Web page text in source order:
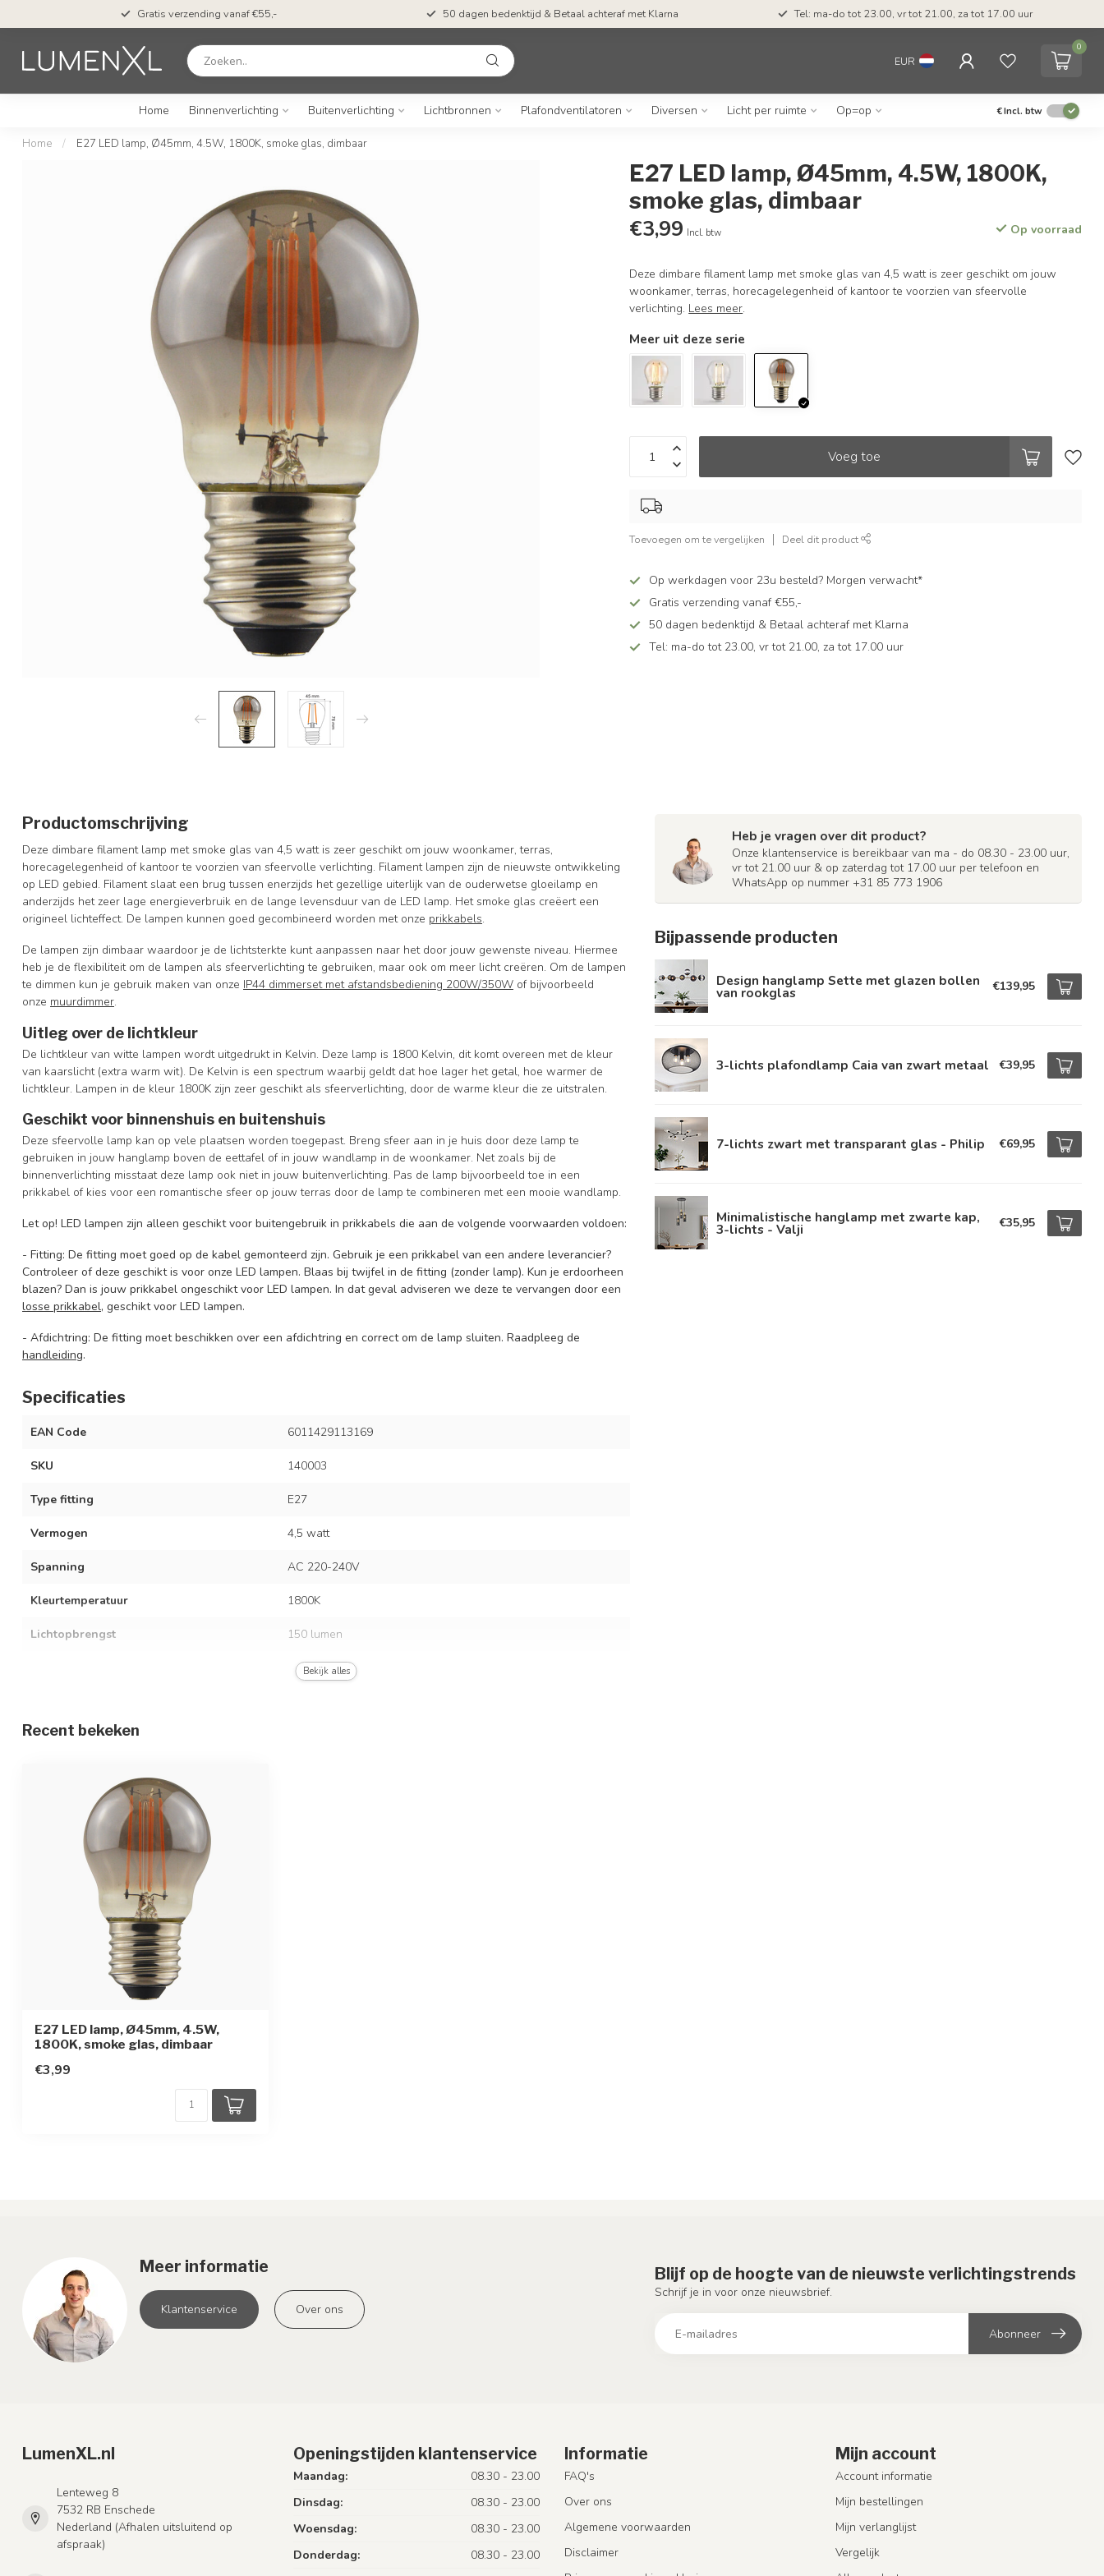
Gratis verzending vanaf €55,- 50 dagen bedenktijd & Betaal achteraf met Klarna Tel: ma-do tot 23.00, vr tot 21.00, za tot 17.00 uur
EUR
0
Home Binnenverlichting Buitenverlichting Lichtbronnen Plafondventilatoren Diversen Licht per ruimte Op=op €Incl. btw
Home / E27 LED lamp, Ø45mm, 4.5W, 1800K, smoke glas, dimbaar
E27 LED lamp, Ø45mm, 4.5W, 1800K,
smoke glas, dimbaar
€3,99 Incl. btw Op voorraad
Deze dimbare filament lamp met smoke glas van 4,5 watt is zeer geschikt om jouw
woonkamer, terras, horecagelegenheid of kantoor te voorzien van sfeervolle
verlichting. Lees meer.
Meer uit deze serie
Voeg toe
Toevoegen om te vergelijken Deel dit product
Op werkdagen voor 23u besteld? Morgen verwacht*
Gratis verzending vanaf €55,-
50 dagen bedenktijd & Betaal achteraf met Klarna
Tel: ma-do tot 23.00, vr tot 21.00, za tot 17.00 uur
Productomschrijving
Deze dimbare filament lamp met smoke glas van 4,5 watt is zeer geschikt om jouw woonkamer, terras,
horecagelegenheid of kantoor te voorzien van sfeervolle verlichting. Filament lampen zijn de nieuwste ontwikkeling
op LED gebied. Filament slaat een brug tussen enerzijds het gezellige uiterlijk van de ouderwetse gloeilamp en
anderzijds het zeer lage energieverbruik en de lange levensduur van de LED lamp. Het smoke glas creëert een
origineel lichteffect. De lampen kunnen goed gecombineerd worden met onze prikkabels.
De lampen zijn dimbaar waardoor je de lichtsterkte kunt aanpassen naar het door jouw gewenste niveau. Hiermee
heb je de flexibiliteit om de lampen als sfeerverlichting te gebruiken, maar ook om meer licht creëren. Om de lampen
te dimmen kun je gebruik maken van onze IP44 dimmerset met afstandsbediening 200W/350W of bijvoorbeeld
onze muurdimmer.
Uitleg over de lichtkleur
De lichtkleur van witte lampen wordt uitgedrukt in Kelvin. Deze lamp is 1800 Kelvin, dit komt overeen met de kleur
van kaarslicht (extra warm wit). De Kelvin is een spectrum waarbij geldt dat hoe lager het getal, hoe warmer de
lichtkleur. Lampen in de kleur 1800K zijn zeer geschikt als sfeerverlichting, door de warme kleur die ze uitstralen.
Geschikt voor binnenshuis en buitenshuis
Deze sfeervolle lamp kan op vele plaatsen worden toegepast. Breng sfeer aan in je huis door deze lamp te
gebruiken in jouw hanglamp boven de eettafel of in jouw wandlamp in de woonkamer. Net zoals bij de
binnenverlichting misstaat deze lamp ook niet in jouw buitenverlichting. Pas de lamp bijvoorbeeld toe in een
prikkabel of kies voor een romantische sfeer op jouw terras door de lamp te combineren met een mooie wandlamp.
Let op! LED lampen zijn alleen geschikt voor buitengebruik in prikkabels die aan de volgende voorwaarden voldoen:
- Fitting: De fitting moet goed op de kabel gemonteerd zijn. Gebruik je een prikkabel van een andere leverancier?
Controleer of deze geschikt is voor onze LED lampen. Blaas bij twijfel in de fitting (zonder lamp). Kun je erdoorheen
blazen? Dan is jouw prikkabel ongeschikt voor LED lampen. In dat geval adviseren we deze te vervangen door een
losse prikkabel, geschikt voor LED lampen.
- Afdichtring: De fitting moet beschikken over een afdichtring en correct om de lamp sluiten. Raadpleeg de
handleiding.
Specificaties
EAN Code 6011429113169
SKU 140003
Type fitting E27
Vermogen 4,5 watt
Spanning AC 220-240V
Kleurtemperatuur 1800K
Lichtopbrengst 150 lumen
Smoke glas
Vergelijkingswaarde
Beschermingsgraad
Opwarmtijd
Bekijk alles
Heb je vragen over dit product?
Onze klantenservice is bereikbaar van ma - do 08.30 - 23.00 uur,
vr tot 21.00 uur & op zaterdag tot 17.00 uur per telefoon en
WhatsApp op nummer +31 85 773 1906
Bijpassende producten
Design hanglamp Sette met glazen bollen
van rookglas €139,95
3-lichts plafondlamp Caia van zwart metaal €39,95
7-lichts zwart met transparant glas - Philip €69,95
Minimalistische hanglamp met zwarte kap,
3-lichts - Valji €35,95
Recent bekeken
E27 LED lamp, Ø45mm, 4.5W,
1800K, smoke glas, dimbaar
€3,99
Meer informatie
Klantenservice Over ons
Blijf op de hoogte van de nieuwste verlichtingstrends
Schrijf je in voor onze nieuwsbrief.
Abonneer
LumenXL.nl
Lenteweg 8
7532 RB Enschede
Nederland (Afhalen uitsluitend op
afspraak)
Openingstijden klantenservice
Maandag:
08.30 - 23.00
Dinsdag:
08.30 - 23.00
Woensdag:
08.30 - 23.00
Donderdag:
08.30 - 23.00
Informatie
FAQ's
Over ons
Algemene voorwaarden
Disclaimer
Mijn account
Account informatie
Mijn bestellingen
Mijn verlanglijst
Vergelijk